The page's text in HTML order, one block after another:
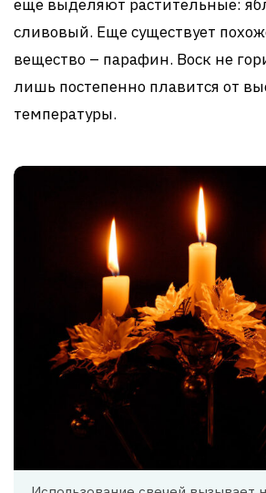
еще выделяют растительные:
сливовый. Еще существует
вещество – парафин. Воск не
лишь постепенно плавится от
температуры.